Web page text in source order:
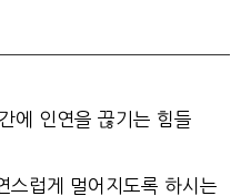
에 인연을 끊기는 힘들
스럽게 멀어지도록 하시는